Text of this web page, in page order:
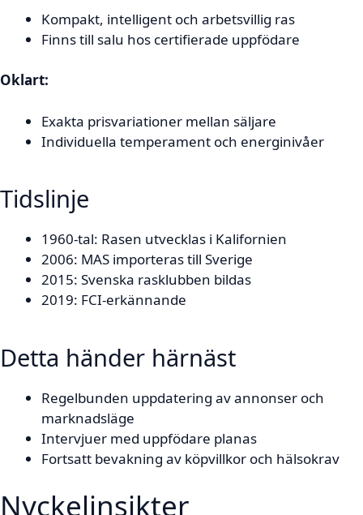
Kompakt, intelligent och arbetsvillig ras
Finns till salu hos certifierade uppfödare
Oklart:
Exakta prisvariationer mellan säljare
Individuella temperament och energinivåer
Tidslinje
1960-tal: Rasen utvecklas i Kalifornien
2006: MAS importeras till Sverige
2015: Svenska rasklubben bildas
2019: FCI-erkännande
Detta händer härnäst
Regelbunden uppdatering av annonser och
marknadsläge
Intervjuer med uppfödare planas
Fortsatt bevakning av köpvillkor och hälsokrav
Nyckelinsikter